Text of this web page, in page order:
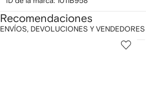
ENVÍOS, DEVOLUCIONES Y VENDEDORES
Recomendaciones
2